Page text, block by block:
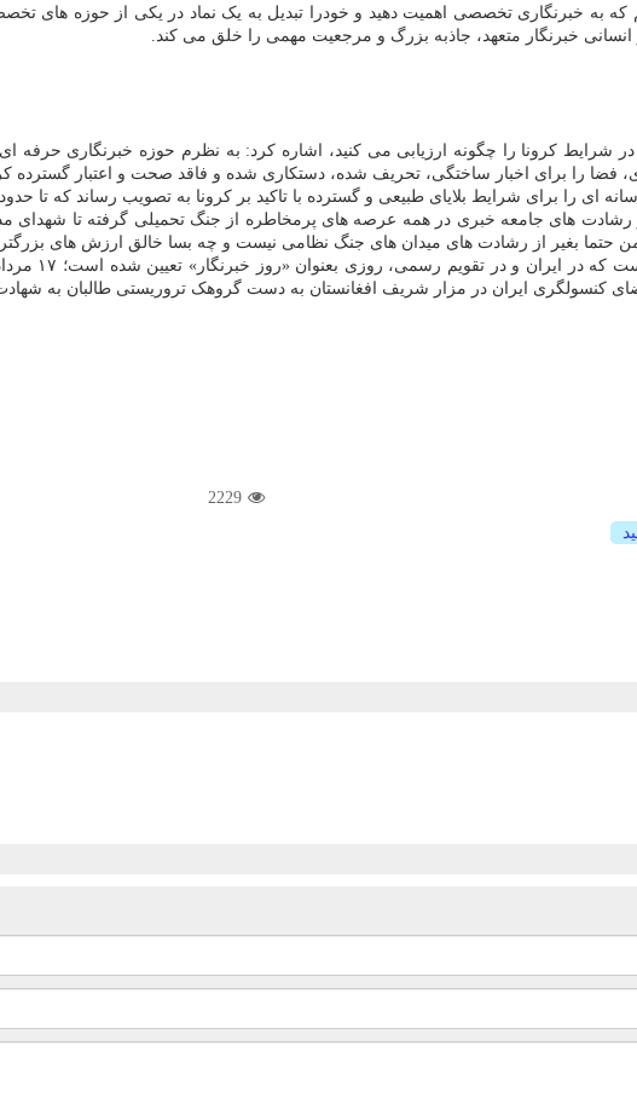
به خبرنگاری تخصصی اهمیت دهید و خودرا تبدیل به یک نماد در یکی از حوزه های
خبرنگار متعهد، جاذبه بزرگ و مرجعیت مهمی را خلق می کند.
شرایط کرونا را چگونه ارزیابی می کنید، اشاره کرد: به نظرم حوزه خبرنگاری
فضا را برای اخبار ساختگی، تحریف شده، دستکاری شده و فاقد صحت و اعتبار گسترده
ای را برای شرایط بلایای طبیعی و گسترده با تاکید بر کرونا به تصویب رساند که تا
های جامعه خبری در همه عرصه های پرمخاطره از جنگ تحمیلی گرفته تا شهدای
حتما بغیر از رشادت های میدان های جنگ نظامی نیست و چه بسا خالق ارزش های
برمبنای
2229